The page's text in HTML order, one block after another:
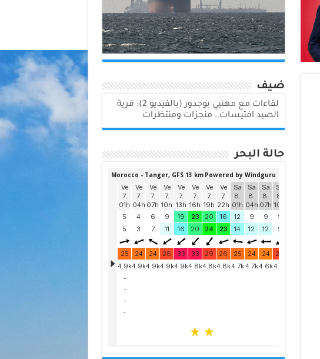
ضيف
لقاءات مع مهنيي بوجدور (بالفيديو 2): قرية
الصيد افتيسات.. منجزات ومنتظرات
حالة البحر